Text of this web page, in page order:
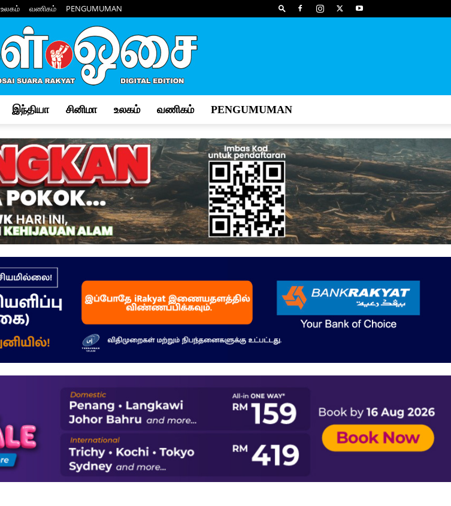
உலகம் வணிகம் PENGUMUMAN
Osai
–
மக்கள்
இந்தியா சினிமா உலகம் வணிகம் PENGUMUMAN